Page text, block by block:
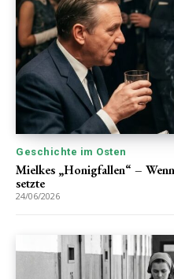
Geschichte im Osten
Mielkes „Honigfallen“ –
setzte
24/06/2026